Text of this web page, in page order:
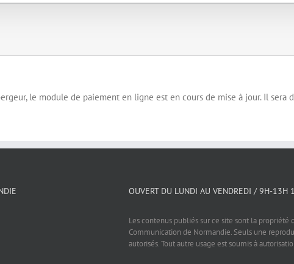
le module de paiement en ligne est en cours de mise à jour. Il sera
OUVERT DU LUNDI AU VENDREDI / 9H-13H
Les contenus publiés sur ce site sont la propriété
Communication de Normandie. Seuls une
autorisés. Tout autre usage est soumis à